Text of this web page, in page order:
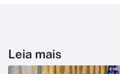
Leia mais